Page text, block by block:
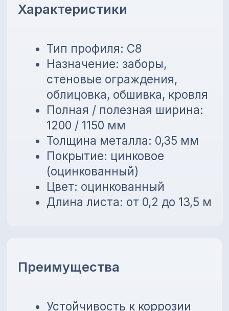
Устойчивость к коррозии
Лёгкий вес и простой
монтаж
Универсальное применение
Возможность изготовления
по нужной длине
Предоставляем внутреннюю
рассрочку до 6 месяцев без